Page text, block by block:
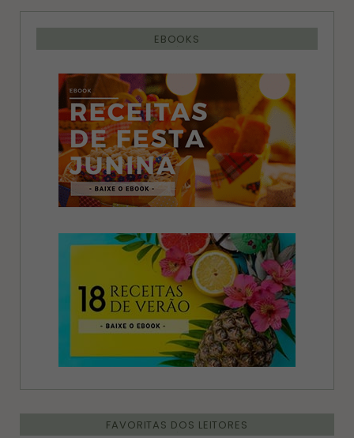
EBOOKS
FAVORITAS DOS LEITORES